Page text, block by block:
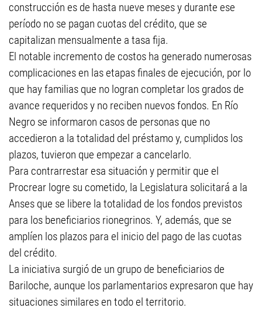
construcción es de hasta nueve meses y durante ese
período no se pagan cuotas del crédito, que se
capitalizan mensualmente a tasa fija.
El notable incremento de costos ha generado numerosas
complicaciones en las etapas finales de ejecución, por lo
que hay familias que no logran completar los grados de
avance requeridos y no reciben nuevos fondos. En Río
Negro se informaron casos de personas que no
accedieron a la totalidad del préstamo y, cumplidos los
plazos, tuvieron que empezar a cancelarlo.
Para contrarrestar esa situación y permitir que el
Procrear logre su cometido, la Legislatura solicitará a la
Anses que se libere la totalidad de los fondos previstos
para los beneficiarios rionegrinos. Y, además, que se
amplíen los plazos para el inicio del pago de las cuotas
del crédito.
La iniciativa surgió de un grupo de beneficiarios de
Bariloche, aunque los parlamentarios expresaron que hay
situaciones similares en todo el territorio.